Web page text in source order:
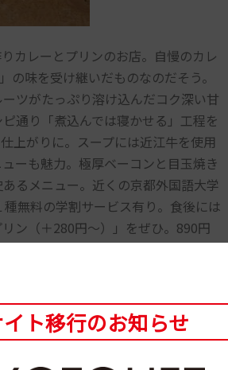
カレーとプリンのお店。自慢のカレ
味を受け継いだものなのだそう。
ツがたっぷり溶け込んだコク深い甘
通り「煮込んでは寝かせる」工程を
上がりに。スープには近江牛を使用
ーも魅力。極厚ベーコンと目玉焼き
るメニュー。近くの京都外国語大学
無料の学割サービス有り。食後には
ン（＋280円～）」をぜひ。890円
ト移行のお知らせ